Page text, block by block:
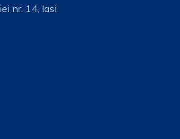
nr. 14, Iasi